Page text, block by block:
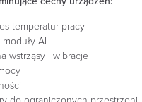
temperatur pracy
AI
wstrząsy i wibracje